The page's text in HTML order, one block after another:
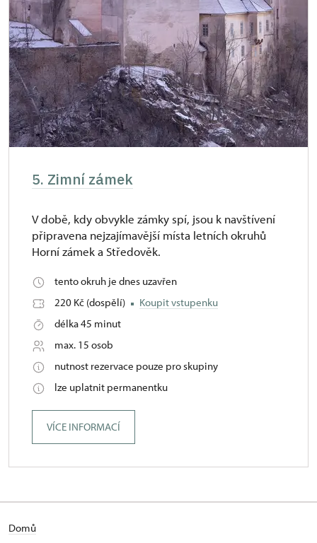
5. Zimní zámek
V době, kdy obvykle zámky spí, jsou k navštívení
připravena nejzajímavější místa letních okruhů
Horní zámek a Středověk.
tento okruh je dnes uzavřen
220 Kč (dospělí)
Koupit vstupenku
délka 45 minut
max. 15 osob
nutnost rezervace pouze pro skupiny
lze uplatnit permanentku
VÍCE INFORMACÍ
Domů